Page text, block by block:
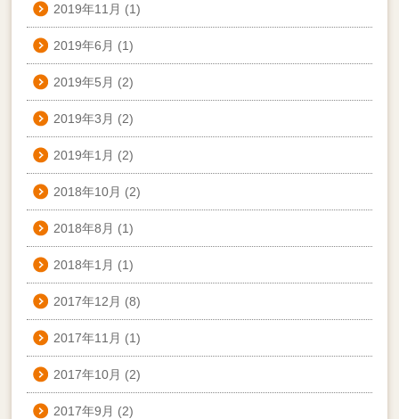
2019年11月 (1)
2019年6月 (1)
2019年5月 (2)
2019年3月 (2)
2019年1月 (2)
2018年10月 (2)
2018年8月 (1)
2018年1月 (1)
2017年12月 (8)
2017年11月 (1)
2017年10月 (2)
2017年9月 (2)